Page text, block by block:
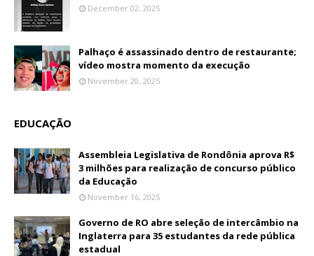
December 02, 2025
Palhaço é assassinado dentro de restaurante;
vídeo mostra momento da execução
November 20, 2025
EDUCAÇÃO
Assembleia Legislativa de Rondônia aprova R$
3 milhões para realização de concurso público
da Educação
November 16, 2025
Governo de RO abre seleção de intercâmbio na
Inglaterra para 35 estudantes da rede pública
estadual